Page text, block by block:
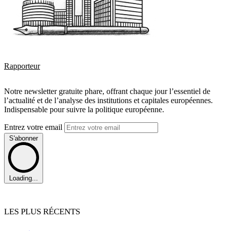
Rapporteur
Notre newsletter gratuite phare, offrant chaque jour l’essentiel de
l’actualité et de l’analyse des institutions et capitales européennes.
Indispensable pour suivre la politique européenne.
Entrez votre email
S'abonner
Loading...
LES PLUS RÉCENTS